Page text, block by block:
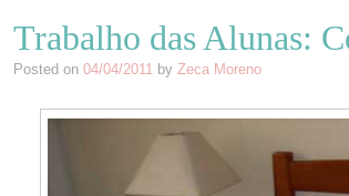
Trabalho das Alunas:
Posted on 04/04/2011 by Zeca Moreno